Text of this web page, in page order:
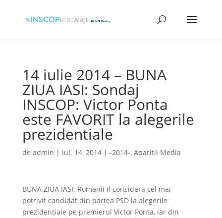
14 iulie 2014 – BUNA
ZIUA IASI: Sondaj
INSCOP: Victor Ponta
este FAVORIT la alegerile
prezidentiale
de admin | iul. 14, 2014| -2014-, Aparitii Media
BUNA ZIUA IASI: Romanii il considera cel mai
potrivit candidat din partea PSD la alegerile
prezidentiale pe premierul Victor Ponta, iar din